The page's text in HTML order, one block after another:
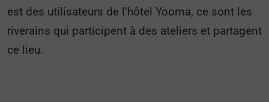
est des utilisateurs de l’hôtel Yooma, ce sont les
riverains qui participent à des ateliers et partagent
ce lieu.